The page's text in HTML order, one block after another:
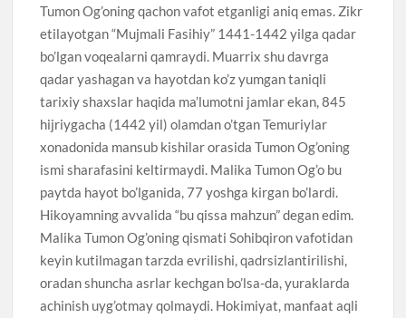
Tumon Og’oning qachon vafot etganligi aniq emas. Zikr
etilayotgan “Mujmali Fasihiy” 1441-1442 yilga qadar
bo’lgan voqealarni qamraydi. Muarrix shu davrga
qadar yashagan va hayotdan ko’z yumgan taniqli
tarixiy shaxslar haqida ma’lumotni jamlar ekan, 845
hijriygacha (1442 yil) olamdan o’tgan Temuriylar
xonadonida mansub kishilar orasida Tumon Og’oning
ismi sharafasini keltirmaydi. Malika Tumon Og’o bu
paytda hayot bo’lganida, 77 yoshga kirgan bo’lardi.
Hikoyamning avvalida “bu qissa mahzun” degan edim.
Malika Tumon Og’oning qismati Sohibqiron vafotidan
keyin kutilmagan tarzda evrilishi, qadrsizlantirilishi,
oradan shuncha asrlar kechgan bo’lsa-da, yuraklarda
achinish uyg’otmay qolmaydi. Hokimiyat, manfaat aqli